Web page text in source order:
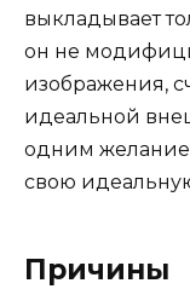
выкладывает
он не
изображения,
идеальной
одним
свою
Причины